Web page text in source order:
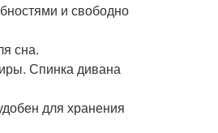
и свободно
сна.
Спинка дивана
для хранения